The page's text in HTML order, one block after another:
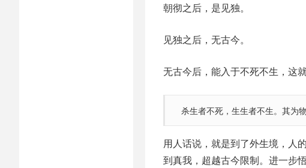
朝彻之后，是见独。
见独之后，无古今。
无古今后，能入于不死不生，这就
杀生者不死，生生者不生。其为
用人话说，就是到了外生境，人
到真我，超越古今限制。进一步